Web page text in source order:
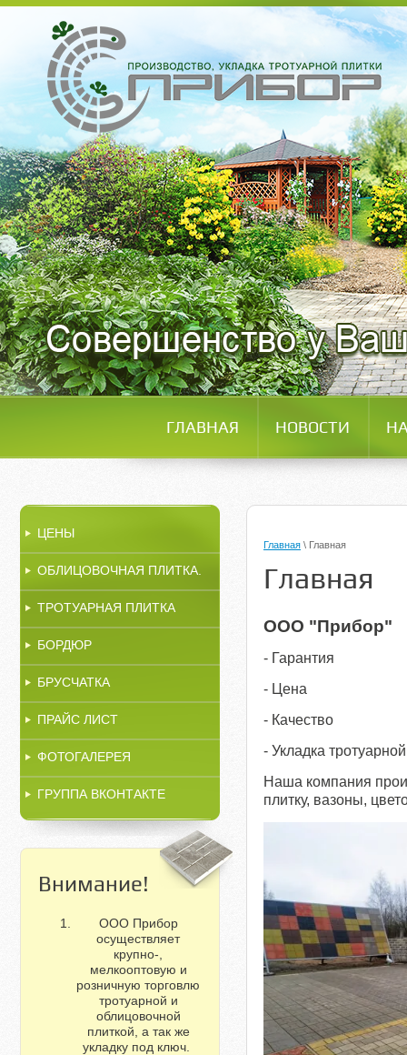
ГЛАВНАЯ НОВОСТИ
ЦЕНЫ
ОБЛИЦОВОЧНАЯ ПЛИТКА.
ТРОТУАРНАЯ ПЛИТКА
БОРДЮР
БРУСЧАТКА
ПРАЙС ЛИСТ
ФОТОГАЛЕРЕЯ
ГРУППА ВКОНТАКТЕ
Внимание!
ООО Прибор
осуществляет
крупно-,
мелкооптовую и
розничную торговлю
тротуарной и
облицовочной
плиткой, а так же
укладку под ключ.
Главная \ Главная
Главная
ООО "Прибор"
- Гарантия
- Цена
- Качество
- Укладка
Наша компания
плитку, вазоны,